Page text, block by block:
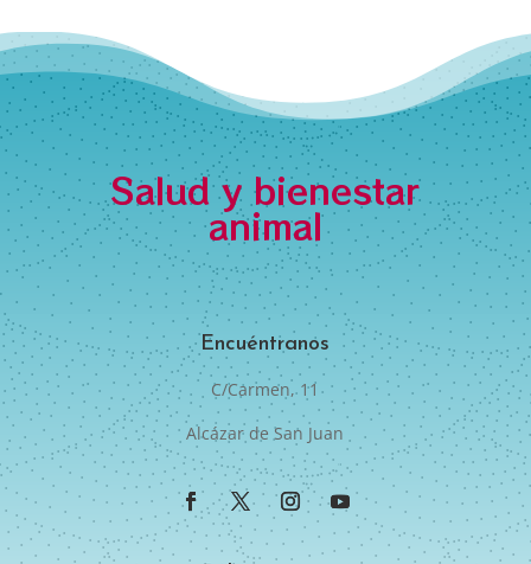
Salud y bienestar
animal
Encuéntranos
C/Carmen, 11
Alcázar de San Juan